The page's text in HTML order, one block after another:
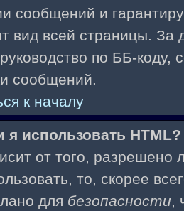
сообщений и
вид всей страницы.
по ББ-коду,
сообщений.
к началу
я использовать HTML?
от того,
то, скорее
для безопасности,